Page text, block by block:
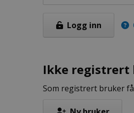
Logg inn
Ikke registrert
Som registrert bruker